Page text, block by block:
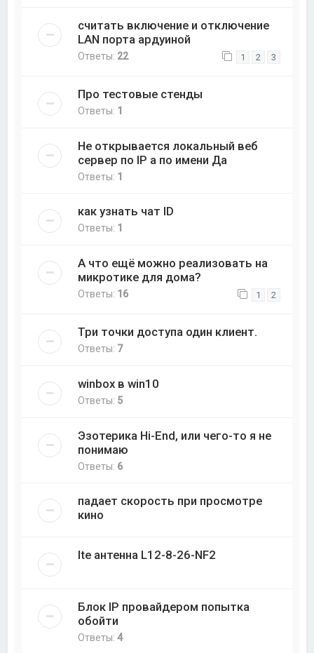
считать включение и отключение
LAN порта ардуиной
Ответы: 22 1 2 3
Про тестовые стенды
Ответы: 1
Не открывается локальный веб
сервер по IP а по имени Да
Ответы: 1
как узнать чат ID
Ответы: 1
А что ещё можно реализовать на
микротике для дома?
Ответы: 16 1 2
Три точки доступа один клиент.
Ответы: 7
winbox в win10
Ответы: 5
Эзотерика Hi-End, или чего-то я не
понимаю
Ответы: 6
падает скорость при просмотре
кино
lte антенна L12-8-26-NF2
Блок IP провайдером попытка
обойти
Ответы:4